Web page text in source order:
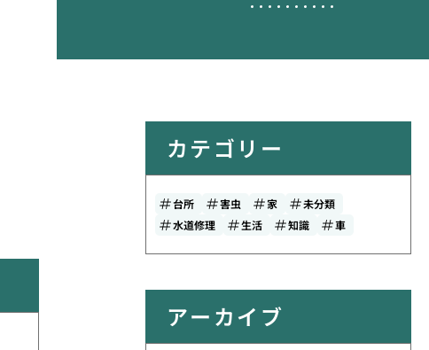
カテゴリー
台所 害虫 家
未分類
水道修理
生活 知識 車
アーカイブ